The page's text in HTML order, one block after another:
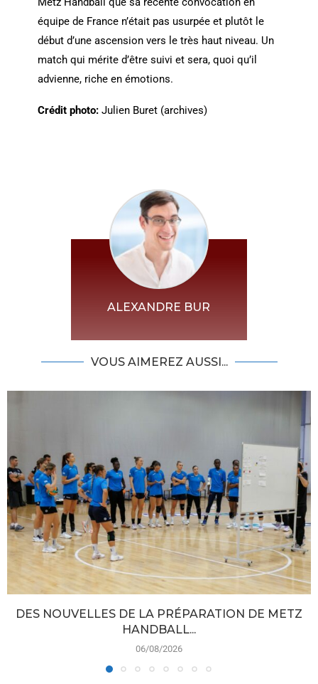
équipe de France n’était pas usurpée et plutôt le
début d’une ascension vers le très haut niveau. Un
match qui mérite d’être suivi et sera, quoi qu’il
advienne, riche en émotions.
Crédit photo:Julien Buret (archives)
ALEXANDRE BUR
VOUS AIMEREZ AUSSI...
DES NOUVELLES DE LA PRÉPARATION DE METZ
HANDBALL...
06/08/2026